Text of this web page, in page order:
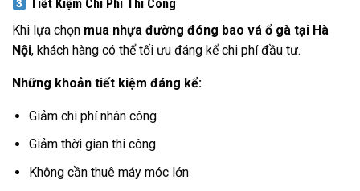
Tiết Kiệm Chi Phí Thi Công
Khi lựa chọn mua nhựa đường đóng bao vá ổ gà tại Hà
Nội, khách hàng có thể tối ưu đáng kể chi phí đầu tư.
Những khoản tiết kiệm đáng kể:
Giảm chi phí nhân công
Giảm thời gian thi công
Không cần thuê máy móc lớn